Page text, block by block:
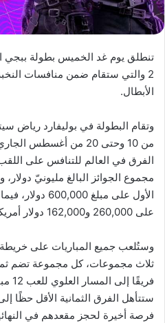
2 والتي ستقام ضمن منافسات
الأبطال.
الفرق في العالم للتنافس على
مجموع الجوائز البالغ مليونيّ
الأول على مبلغ
على 260,000 و162,000 دولار أمريكي على التوالي.
ستتأهل الفرق الثمانية الأقل حظًا